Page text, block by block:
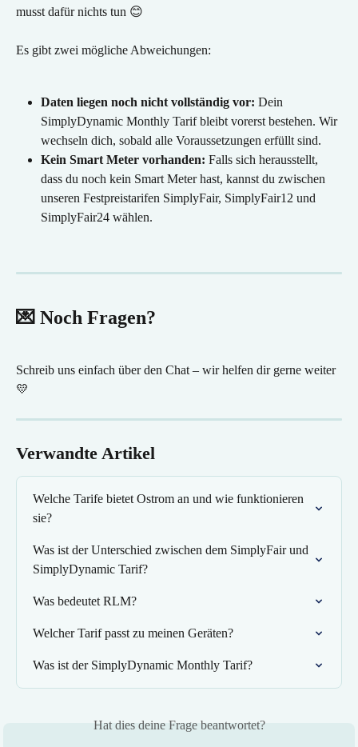
musst dafür nichts tun 😊
Es gibt zwei mögliche Abweichungen:
Daten liegen noch nicht vollständig vor: Dein
SimplyDynamic Monthly Tarif bleibt vorerst bestehen. Wir
wechseln dich, sobald alle Voraussetzungen erfüllt sind.
Kein Smart Meter vorhanden: Falls sich herausstellt,
dass du noch kein Smart Meter hast, kannst du zwischen
unseren Festpreistarifen SimplyFair, SimplyFair12 und
SimplyFair24 wählen.
💌 Noch Fragen?
Schreib uns einfach über den Chat – wir helfen dir gerne weiter
💛
Verwandte Artikel
Welche Tarife bietet Ostrom an und wie funktionieren
sie?
Was ist der Unterschied zwischen dem SimplyFair und
SimplyDynamic Tarif?
Was bedeutet RLM?
Welcher Tarif passt zu meinen Geräten?
Was ist der SimplyDynamic Monthly Tarif?
Hat dies deine Frage beantwortet?